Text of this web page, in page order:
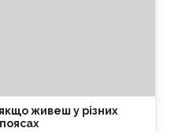
живеш у різних